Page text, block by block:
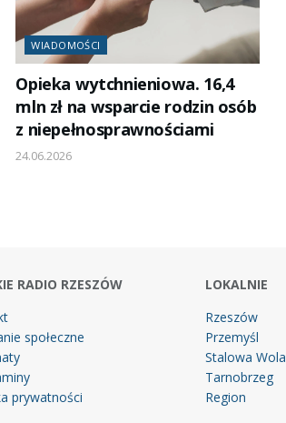
WIADOMOŚCI
Opieka wytchnieniowa. 16,4
mln zł na wsparcie rodzin osób
z niepełnosprawnościami
24.06.2026
RADIO RZESZÓW
społeczne
prywatności
LOKALNIE
Rzeszów
Przemyśl
Stalowa Wola
Tarnobrzeg
Region